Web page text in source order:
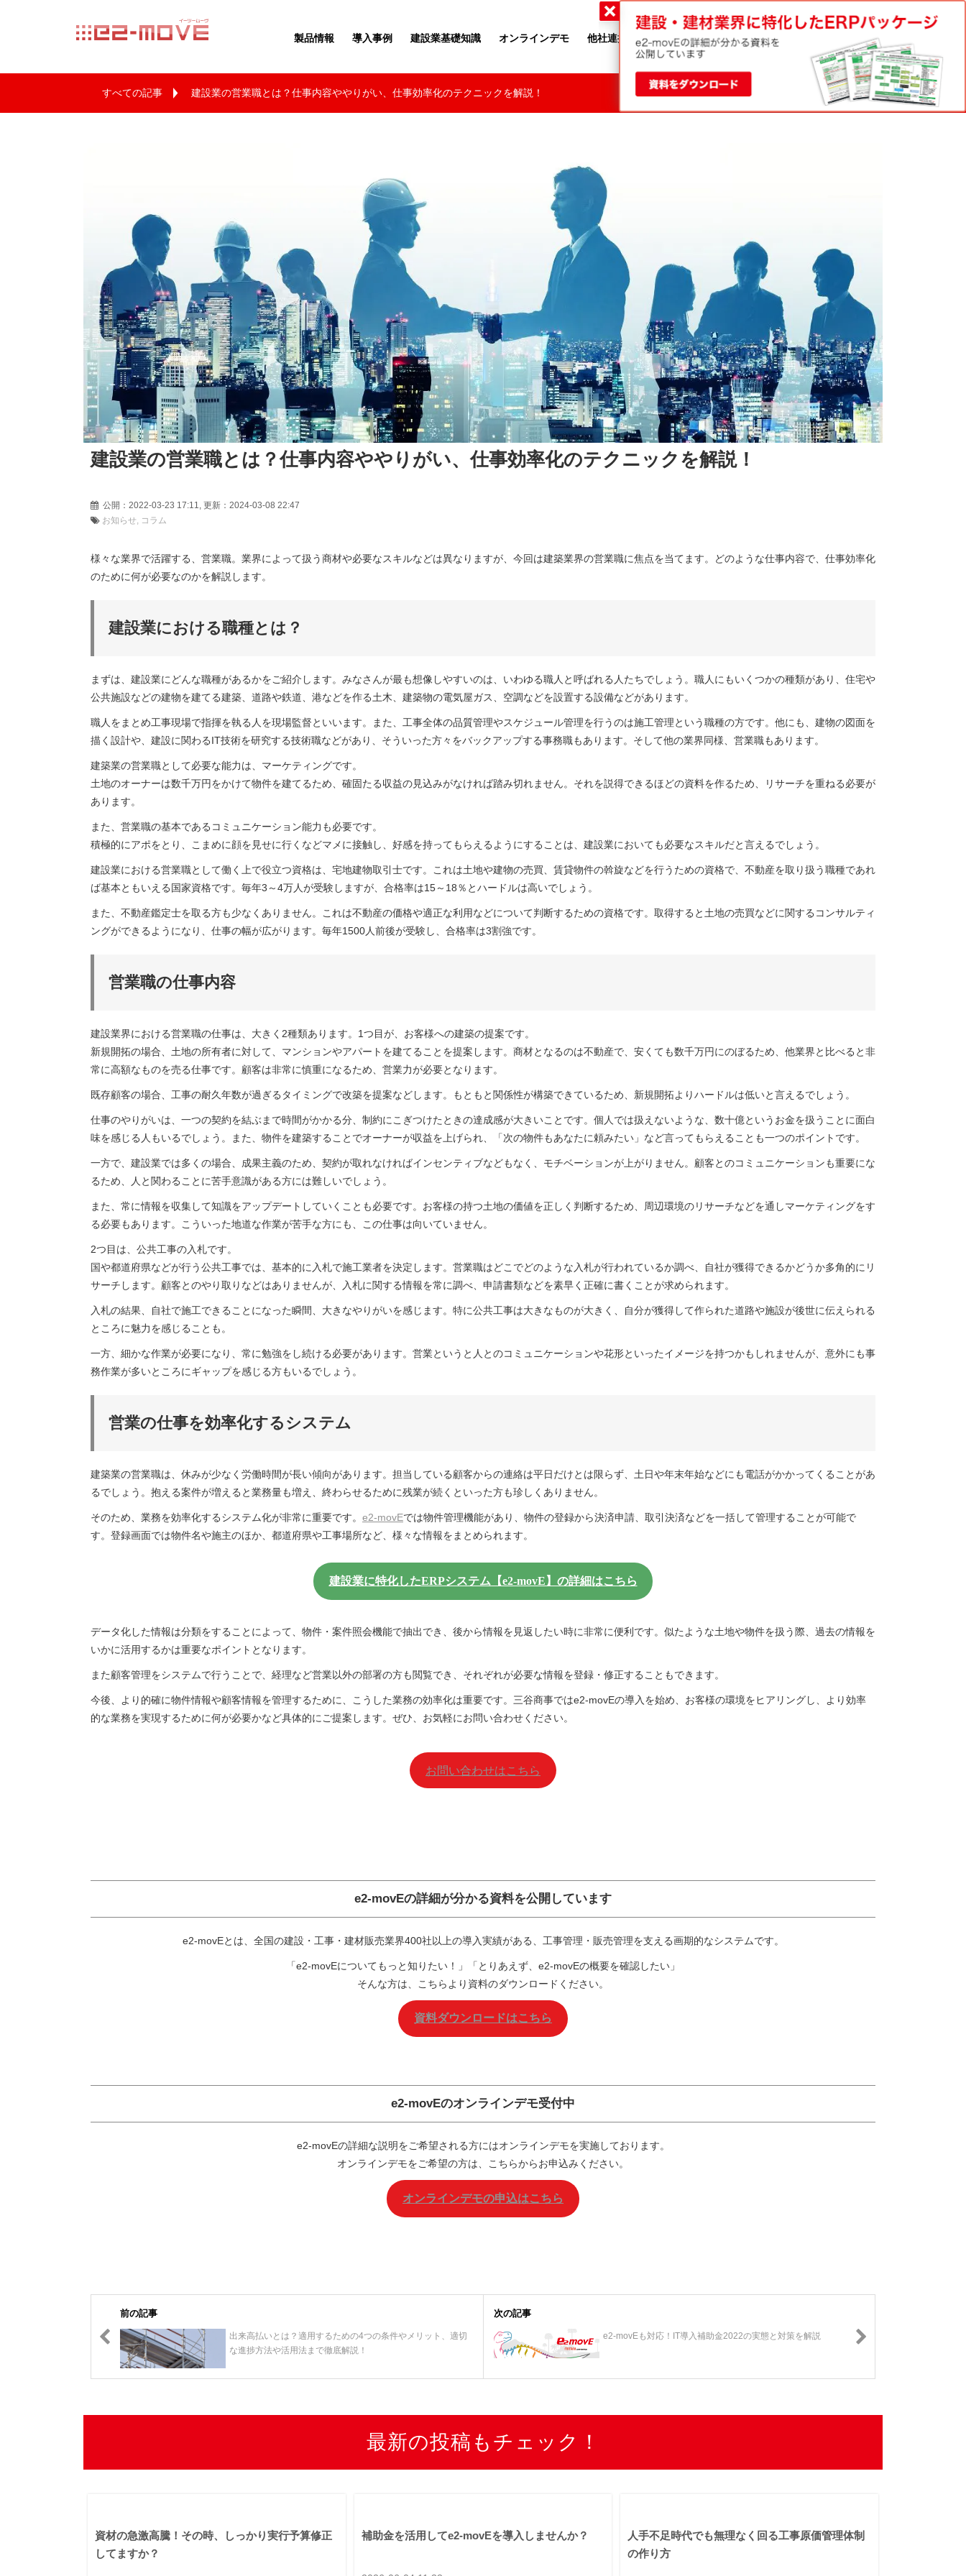
製品情報 導入事例 建設業基礎知識 オンラインデモ 他社連携
電話でのお問い合わせ
0120-188-022
平日9:00-18:00
資料請求
お問い合わせ
すべての記事 建設業の営業職とは？仕事内容ややりがい、仕事効率化のテクニックを解説！
建設業の営業職とは？仕事内容ややりがい、仕事効率化のテクニックを解説！
公開：2022-03-23 17:11, 更新：2024-03-08 22:47
お知らせ
コラム
様々な業界で活躍する、営業職。業界によって扱う商材や必要なスキルなどは異なりますが、今回は建築業界の営業職に焦点を当てます。どのような仕事内容で、仕事効率化
のために何が必要なのかを解説します。
建設業における職種とは？
まずは、建設業にどんな職種があるかをご紹介します。みなさんが最も想像しやすいのは、いわゆる職人と呼ばれる人たちでしょう。職人にもいくつかの種類があり、住宅や
公共施設などの建物を建てる建築、道路や鉄道、港などを作る土木、建築物の電気屋ガス、空調などを設置する設備などがあります。
職人をまとめ工事現場で指揮を執る人を現場監督といいます。また、工事全体の品質管理やスケジュール管理を行うのは施工管理という職種の方です。他にも、建物の図面を
描く設計や、建設に関わるIT技術を研究する技術職などがあり、そういった方々をバックアップする事務職もあります。そして他の業界同様、営業職もあります。
建築業の営業職として必要な能力は、マーケティングです。
土地のオーナーは数千万円をかけて物件を建てるため、確固たる収益の見込みがなければ踏み切れません。それを説得できるほどの資料を作るため、リサーチを重ねる必要が
あります。
また、営業職の基本であるコミュニケーション能力も必要です。
積極的にアポをとり、こまめに顔を見せに行くなどマメに接触し、好感を持ってもらえるようにすることは、建設業においても必要なスキルだと言えるでしょう。
建設業における営業職として働く上で役立つ資格は、宅地建物取引士です。これは土地や建物の売買、賃貸物件の斡旋などを行うための資格で、不動産を取り扱う職種であれ
ば基本ともいえる国家資格です。毎年3～4万人が受験しますが、合格率は15～18％とハードルは高いでしょう。
また、不動産鑑定士を取る方も少なくありません。これは不動産の価格や適正な利用などについて判断するための資格です。取得すると土地の売買などに関するコンサルティ
ングができるようになり、仕事の幅が広がります。毎年1500人前後が受験し、合格率は3割強です。
営業職の仕事内容
建設業界における営業職の仕事は、大きく2種類あります。1つ目が、お客様への建築の提案です。
新規開拓の場合、土地の所有者に対して、マンションやアパートを建てることを提案します。商材となるのは不動産で、安くても数千万円にのぼるため、他業界と比べると非
常に高額なものを売る仕事です。顧客は非常に慎重になるため、営業力が必要となります。
既存顧客の場合、工事の耐久年数が過ぎるタイミングで改築を提案などします。もともと関係性が構築できているため、新規開拓よりハードルは低いと言えるでしょう。
仕事のやりがいは、一つの契約を結ぶまで時間がかかる分、制約にこぎつけたときの達成感が大きいことです。個人では扱えないような、数十億というお金を扱うことに面白
味を感じる人もいるでしょう。また、物件を建築することでオーナーが収益を上げられ、「次の物件もあなたに頼みたい」など言ってもらえることも一つのポイントです。
一方で、建設業では多くの場合、成果主義のため、契約が取れなければインセンティブなどもなく、モチベーションが上がりません。顧客とのコミュニケーションも重要にな
るため、人と関わることに苦手意識がある方には難しいでしょう。
また、常に情報を収集して知識をアップデートしていくことも必要です。お客様の持つ土地の価値を正しく判断するため、周辺環境のリサーチなどを通しマーケティングをす
る必要もあります。こういった地道な作業が苦手な方にも、この仕事は向いていません。
2つ目は、公共工事の入札です。
国や都道府県などが行う公共工事では、基本的に入札で施工業者を決定します。営業職はどこでどのような入札が行われているか調べ、自社が獲得できるかどうか多角的にリ
サーチします。顧客とのやり取りなどはありませんが、入札に関する情報を常に調べ、申請書類などを素早く正確に書くことが求められます。
入札の結果、自社で施工できることになった瞬間、大きなやりがいを感じます。特に公共工事は大きなものが大きく、自分が獲得して作られた道路や施設が後世に伝えられる
ところに魅力を感じることも。
一方、細かな作業が必要になり、常に勉強をし続ける必要があります。営業というと人とのコミュニケーションや花形といったイメージを持つかもしれませんが、意外にも事
務作業が多いところにギャップを感じる方もいるでしょう。
営業の仕事を効率化するシステム
建築業の営業職は、休みが少なく労働時間が長い傾向があります。担当している顧客からの連絡は平日だけとは限らず、土日や年末年始などにも電話がかかってくることがあ
るでしょう。抱える案件が増えると業務量も増え、終わらせるために残業が続くといった方も珍しくありません。
そのため、業務を効率化するシステム化が非常に重要です。 e2-movEでは物件管理機能があり、物件の登録から決済申請、取引決済などを一括して管理することが可能で
す。登録画面では物件名や施主のほか、都道府県や工事場所など、様々な情報をまとめられます。
建設業に特化したERPシステム【e2-movE】の詳細はこちら
データ化した情報は分類をすることによって、物件・案件照会機能で抽出でき、後から情報を見返したい時に非常に便利です。似たような土地や物件を扱う際、過去の情報を
いかに活用するかは重要なポイントとなります。
また顧客管理をシステムで行うことで、経理など営業以外の部署の方も閲覧でき、それぞれが必要な情報を登録・修正することもできます。
今後、より的確に物件情報や顧客情報を管理するために、こうした業務の効率化は重要です。三谷商事ではe2-movEの導入を始め、お客様の環境をヒアリングし、より効率
的な業務を実現するために何が必要かなど具体的にご提案します。ぜひ、お気軽にお問い合わせください。
お問い合わせはこちら
e2-movEの詳細が分かる資料を公開しています
e2-movEとは、全国の建設・工事・建材販売業界400社以上の導入実績がある、工事管理・販売管理を支える画期的なシステムです。
「e2-movEについてもっと知りたい！」「とりあえず、e2-movEの概要を確認したい」
そんな方は、こちらより資料のダウンロードください。
資料ダウンロードはこちら
e2-movEのオンラインデモ受付中
e2-movEの詳細な説明をご希望される方にはオンラインデモを実施しております。
オンラインデモをご希望の方は、こちらからお申込みください。
オンラインデモの申込はこちら
前の記事
出来高払いとは？適用するための4つの条件やメリット、適切
な進捗方法や活用法まで徹底解説！
次の記事
e2-movEも対応！IT導入補助金2022の実態と対策を解説
最新の投稿もチェック！
資材の急激高騰！その時、しっかり実行予算修正
してますか？
補助金を活用してe2-movEを導入しませんか？
人手不足時代でも無理なく回る工事原価管理体制
の作り方